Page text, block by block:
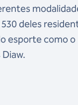
deles
esporte como o